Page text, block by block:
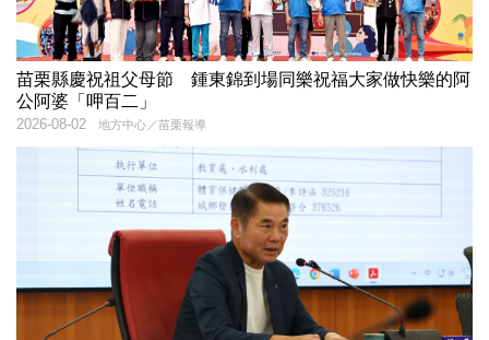
苗栗縣慶祝祖父母節 鍾東錦到場同樂祝福大家做快樂的阿
公阿婆「呷百二」
地方中心／苗栗報導
2026-08-02